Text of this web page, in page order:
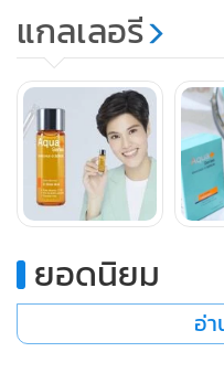
แกลเลอรี
ยอดนิยม
อ่